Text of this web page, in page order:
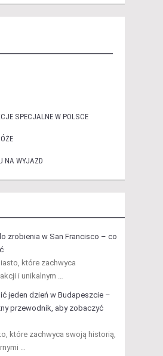
SPECJALNE W POLSCE
NA WYJAZD
zrobienia w San Francisco – co
które zachwyca
i unikalnym …
jeden dzień w Budapeszcie –
przewodnik, aby zobaczyć
które zachwyca swoją historią,
…